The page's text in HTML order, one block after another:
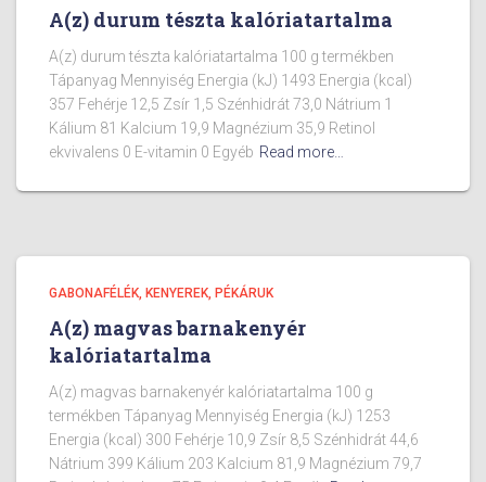
A(z) durum tészta kalóriatartalma
A(z) durum tészta kalóriatartalma 100 g termékben
Tápanyag Mennyiség Energia (kJ) 1493 Energia (kcal)
357 Fehérje 12,5 Zsír 1,5 Szénhidrát 73,0 Nátrium 1
Kálium 81 Kalcium 19,9 Magnézium 35,9 Retinol
ekvivalens 0 E-vitamin 0 Egyéb Read more…
GABONAFÉLÉK, KENYEREK, PÉKÁRUK
A(z) magvas barnakenyér
kalóriatartalma
A(z) magvas barnakenyér kalóriatartalma 100 g
termékben Tápanyag Mennyiség Energia (kJ) 1253
Energia (kcal) 300 Fehérje 10,9 Zsír 8,5 Szénhidrát 44,6
Nátrium 399 Kálium 203 Kalcium 81,9 Magnézium 79,7